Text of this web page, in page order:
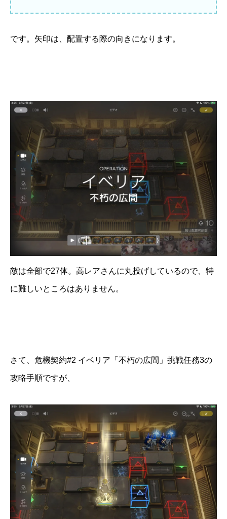
です。矢印は、配置する際の向きになります。
敵は全部で27体。高レアさんに丸投げしているので、特
に難しいところはありません。
さて、危機契約#2 イベリア「不朽の広間」挑戦任務3の
攻略手順ですが、